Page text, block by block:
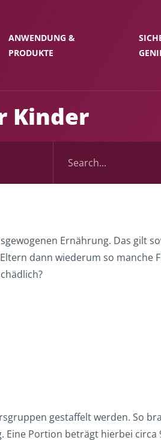
ANWENDUNG &
PRODUKTE
Kinder
Ernährung. Das gilt
dann wiederum so manche
gestaffelt werden. So
Eine Portion beträgt hierbei circa